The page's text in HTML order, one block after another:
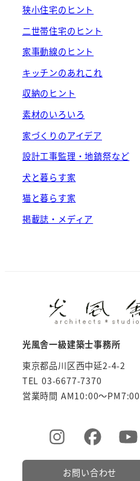
狭小住宅のヒント
二世帯住宅のヒント
家事動線のヒント
キッチンのあれこれ
収納のヒント
素材のいろいろ
家づくりのアイデア
設計工事監理・地鎮祭など
犬と暮らす家
猫と暮らす家
掲載誌・メディア
光風舎一級建築士事務所
東京都品川区西中延2-4-2
TEL 03-6677-7370
営業時間 AM10:00～PM7:00
お問い合わせ